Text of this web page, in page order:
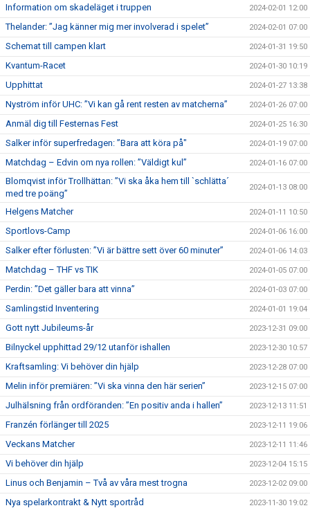
Information om skadeläget i truppen 2024-02-01 12:00
Thelander: ”Jag känner mig mer involverad i spelet” 2024-02-01 07:00
Schemat till campen klart 2024-01-31 19:50
Kvantum-Racet 2024-01-30 10:19
Upphittat 2024-01-27 13:38
Nyström inför UHC: ”Vi kan gå rent resten av matcherna” 2024-01-26 07:00
Anmäl dig till Festernas Fest 2024-01-25 16:30
Salker inför superfredagen: ”Bara att köra på" 2024-01-19 07:00
Matchdag – Edvin om nya rollen: ”Väldigt kul” 2024-01-16 07:00
Blomqvist inför Trollhättan: ”Vi ska åka hem till `schlätta´
med tre poäng”
2024-01-13 08:00
Helgens Matcher 2024-01-11 10:50
Sportlovs-Camp 2024-01-06 16:00
Salker efter förlusten: ”Vi är bättre sett över 60 minuter” 2024-01-06 14:03
Matchdag – THF vs TIK 2024-01-05 07:00
Perdin: ”Det gäller bara att vinna” 2024-01-03 07:00
Samlingstid Inventering 2024-01-01 19:04
Gott nytt Jubileums-år 2023-12-31 09:00
Bilnyckel upphittad 29/12 utanför ishallen 2023-12-30 10:57
Kraftsamling: Vi behöver din hjälp 2023-12-28 07:00
Melin inför premiären: ”Vi ska vinna den här serien” 2023-12-15 07:00
Julhälsning från ordföranden: ”En positiv anda i hallen” 2023-12-13 11:51
Franzén förlänger till 2025 2023-12-11 19:06
Veckans Matcher 2023-12-11 11:46
Vi behöver din hjälp 2023-12-04 15:15
Linus och Benjamin – Två av våra mest trogna 2023-12-02 09:00
Nya spelarkontrakt & Nytt sportråd 2023-11-30 19:02